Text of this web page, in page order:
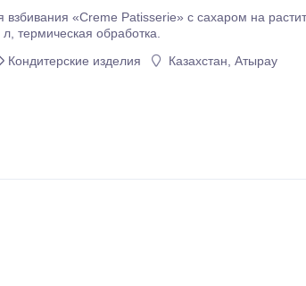
взбивания «Creme Patisserie» с сахаром на
номинальный объём 1 л, термическая обработка.
Кондитерские изделия Казахстан, Атырау